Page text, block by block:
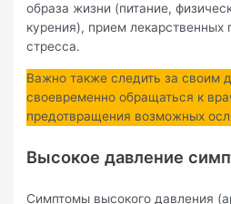
образа жизни (питание,
курения), прием лекарственных
стресса.
Важно также следить за своим
своевременно обращаться к
предотвращения возможных
Высокое давление
Симптомы высокого давления